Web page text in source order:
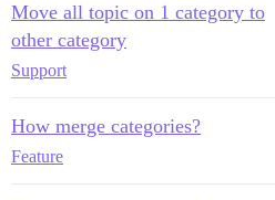
Move all topic on 1 category to
other category
Support
How merge categories?
Feature